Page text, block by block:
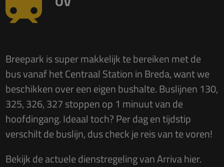
Breepark is super makkelijk te bereiken met de
bus vanaf het Centraal Station in Breda, want we
beschikken over een eigen bushalte. Buslijnen 130,
325, 326, 327 stoppen op 1 minuut van de
hoofdingang. Ideaal toch? Per dag en tijdstip
verschilt de buslijn, dus check je reis van te voren!
Bekijk de actuele dienstregeling van Arrivahier.